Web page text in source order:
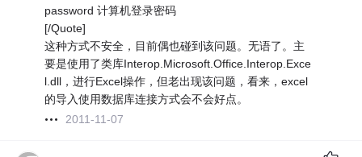
password 计算机登录密码
[/Quote]
这种方式不安全，目前偶也碰到该问题。无语了。主
要是使用了类库Interop.Microsoft.Office.Interop.Exce
l.dll，进行Excel操作，但老出现该问题，看来，excel
的导入使用数据库连接方式会不会好点。
2011-11-07